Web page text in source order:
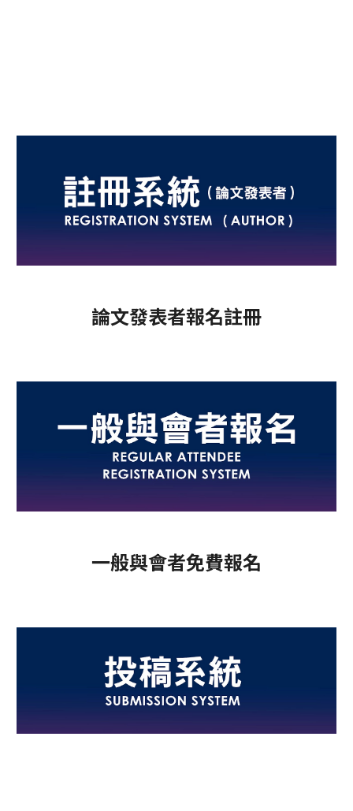
論文發表者報名註冊
一般與會者免費報名